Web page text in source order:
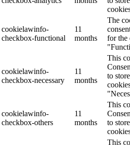
cookielawinfo-
checkbox-functional
11
months
The
for the
cookielawinfo-
checkbox-necessary
11
months
This
to
cookielawinfo-
checkbox-others
11
months
This
to
This